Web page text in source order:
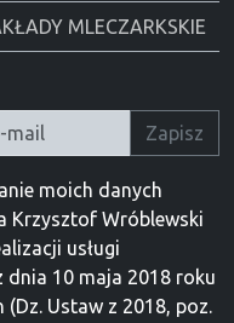
MLECZARKSKIE
Zapisz
moich danych
Krzysztof Wróblewski
usługi
dnia 10 maja 2018 roku
Ustaw z 2018, poz.